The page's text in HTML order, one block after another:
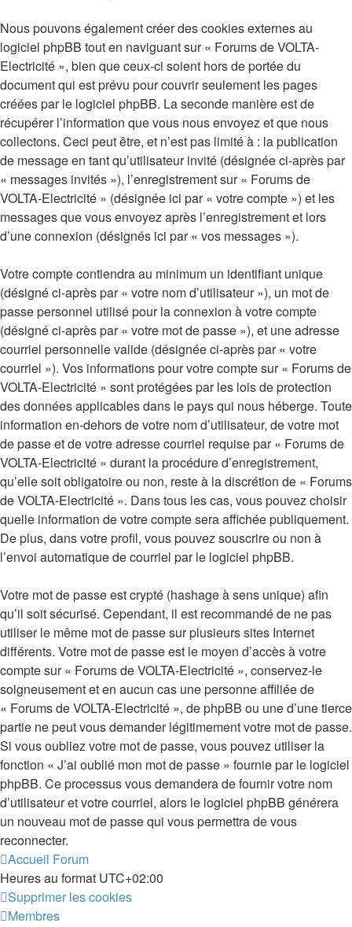
Nous pouvons également créer des cookies externes au
logiciel phpBB tout en naviguant sur « Forums de VOLTA-
Electricité », bien que ceux-ci soient hors de portée du
document qui est prévu pour couvrir seulement les pages
créées par le logiciel phpBB. La seconde manière est de
récupérer l’information que vous nous envoyez et que nous
collectons. Ceci peut être, et n’est pas limité à : la publication
de message en tant qu’utilisateur invité (désignée ci-après par
« messages invités »), l’enregistrement sur « Forums de
VOLTA-Electricité » (désignée ici par « votre compte ») et les
messages que vous envoyez après l’enregistrement et lors
d’une connexion (désignés ici par « vos messages »).
Votre compte contiendra au minimum un identifiant unique
(désigné ci-après par « votre nom d’utilisateur »), un mot de
passe personnel utilisé pour la connexion à votre compte
(désigné ci-après par « votre mot de passe »), et une adresse
courriel personnelle valide (désignée ci-après par « votre
courriel »). Vos informations pour votre compte sur « Forums de
VOLTA-Electricité » sont protégées par les lois de protection
des données applicables dans le pays qui nous héberge. Toute
information en-dehors de votre nom d’utilisateur, de votre mot
de passe et de votre adresse courriel requise par « Forums de
VOLTA-Electricité » durant la procédure d’enregistrement,
qu’elle soit obligatoire ou non, reste à la discrétion de « Forums
de VOLTA-Electricité ». Dans tous les cas, vous pouvez choisir
quelle information de votre compte sera affichée publiquement.
De plus, dans votre profil, vous pouvez souscrire ou non à
l’envoi automatique de courriel par le logiciel phpBB.
Votre mot de passe est crypté (hashage à sens unique) afin
qu’il soit sécurisé. Cependant, il est recommandé de ne pas
utiliser le même mot de passe sur plusieurs sites Internet
différents. Votre mot de passe est le moyen d’accès à votre
compte sur « Forums de VOLTA-Electricité », conservez-le
soigneusement et en aucun cas une personne affiliée de
« Forums de VOLTA-Electricité », de phpBB ou une d’une tierce
partie ne peut vous demander légitimement votre mot de passe.
Si vous oubliez votre mot de passe, vous pouvez utiliser la
fonction « J’ai oublié mon mot de passe » fournie par le logiciel
phpBB. Ce processus vous demandera de fournir votre nom
d’utilisateur et votre courriel, alors le logiciel phpBB générera
un nouveau mot de passe qui vous permettra de vous
reconnecter.
Accueil Forum
Heures au format UTC+02:00
Supprimer les cookies
Membres